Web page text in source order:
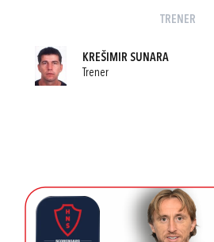
TRENER
KREŠIMIR SUNARA
Trener